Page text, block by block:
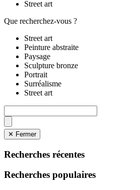
Street art
Que recherchez-vous ?
Street art
Peinture abstraite
Paysage
Sculpture bronze
Portrait
Surréalisme
Street art
✕ Fermer
Recherches récentes
Recherches populaires